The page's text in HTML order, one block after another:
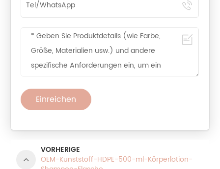
Einreichen
VORHERIGE
OEM-Kunststoff-HDPE-500-ml-Körperlotion-